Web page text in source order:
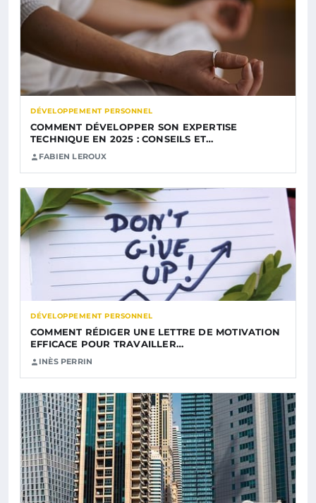
DÉVELOPPEMENT PERSONNEL
COMMENT DÉVELOPPER SON EXPERTISE
TECHNIQUE EN 2025 : CONSEILS ET…
FABIEN LEROUX
DÉVELOPPEMENT PERSONNEL
COMMENT RÉDIGER UNE LETTRE DE MOTIVATION
EFFICACE POUR TRAVAILLER…
INÈS PERRIN